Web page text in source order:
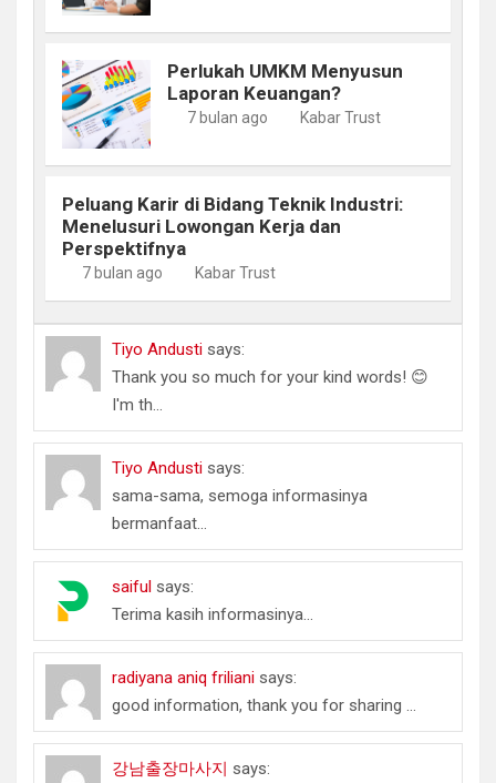
Perlukah UMKM Menyusun
Laporan Keuangan?
7 bulan ago Kabar Trust
Peluang Karir di Bidang Teknik Industri:
Menelusuri Lowongan Kerja dan
Perspektifnya
7 bulan ago Kabar Trust
Tiyo Andusti says:
Thank you so much for your kind words! 😊
I'm th...
Tiyo Andusti says:
sama-sama, semoga informasinya
bermanfaat...
saiful says:
Terima kasih informasinya...
radiyana aniq friliani says:
good information, thank you for sharing ...
강남출장마사지 says: